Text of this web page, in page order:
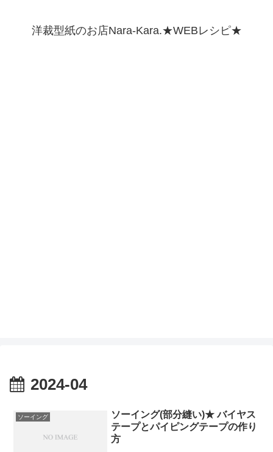
洋裁型紙のお店Nara-Kara.★WEBレシピ★
2024-04
ソーイング
ソーイング(部分縫い)★ バイヤス
テープとパイピングテープの作り
方